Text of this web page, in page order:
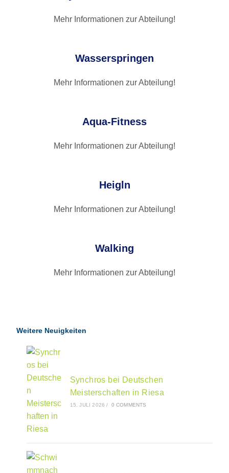
Mehr Informationen zur Abteilung!​
Wasserspringen
Mehr Informationen zur Abteilung!​
Aqua-Fitness
Mehr Informationen zur Abteilung!​
Heigln
Mehr Informationen zur Abteilung!​
Walking
Mehr Informationen zur Abteilung!​
Weitere Neuigkeiten
Synchros bei Deutschen
Meisterschaften in Riesa
15. JULI 2026 / 0 COMMENTS